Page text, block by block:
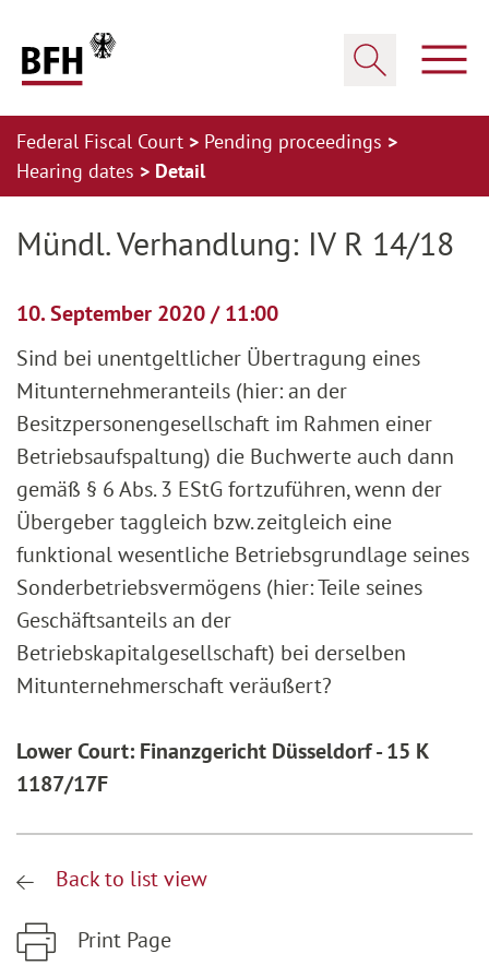
Federal Fiscal Court
Pending proceedings
Hearing dates
Detail
Mündl. Verhandlung: IV R 14/18
10. September 2020 / 11:00
Sind bei unentgeltlicher Übertragung eines
Mitunternehmeranteils (hier: an der
Besitzpersonengesellschaft im Rahmen einer
Betriebsaufspaltung) die Buchwerte auch dann
gemäß § 6 Abs. 3 EStG fortzuführen, wenn der
Übergeber taggleich bzw. zeitgleich eine
funktional wesentliche Betriebsgrundlage seines
Sonderbetriebsvermögens (hier: Teile seines
Geschäftsanteils an der
Betriebskapitalgesellschaft) bei derselben
Mitunternehmerschaft veräußert?
Lower Court: Finanzgericht Düsseldorf - 15 K
1187/17F
Back to list view
Print Page